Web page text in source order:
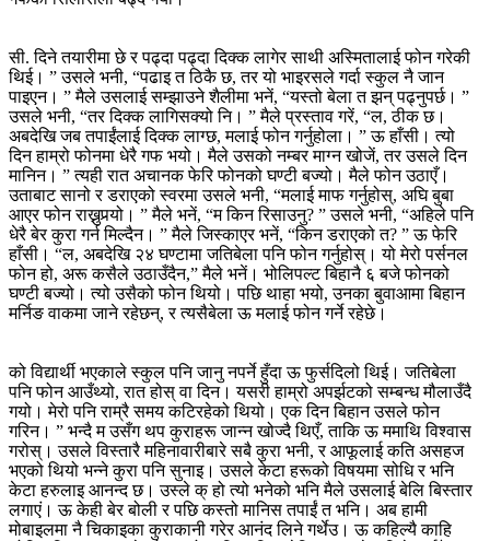
सी. दिने तयारीमा छे र पढ्दा पढ्दा दिक्क लागेर साथी अस्मितालाई फोन गरेकी
थिई। ” उसले भनी, “पढाइ त ठिकै छ, तर यो भाइरसले गर्दा स्कुल नै जान
पाइएन। ” मैले उसलाई सम्झाउने शैलीमा भनें, “यस्तो बेला त झन् पढ्नुपर्छ। ”
उसले भनी, “तर दिक्क लागिसक्यो नि। ” मैले प्रस्ताव गरें, “ल, ठीक छ।
अबदेखि जब तपाईंलाई दिक्क लाग्छ, मलाई फोन गर्नुहोला। ” ऊ हाँसी। त्यो
दिन हाम्रो फोनमा धेरै गफ भयो। मैले उसको नम्बर माग्न खोजें, तर उसले दिन
मानिन। ” त्यही रात अचानक फेरि फोनको घण्टी बज्यो। मैले फोन उठाएँ।
उताबाट सानो र डराएको स्वरमा उसले भनी, “मलाई माफ गर्नुहोस्, अघि बुबा
आएर फोन राख्नुपर्‍यो। ” मैले भनें, “म किन रिसाउनु? ” उसले भनी, “अहिले पनि
धेरै बेर कुरा गर्न मिल्दैन। ” मैले जिस्काएर भनें, “किन डराएको त? ” ऊ फेरि
हाँसी। “ल, अबदेखि २४ घण्टामा जतिबेला पनि फोन गर्नुहोस्। यो मेरो पर्सनल
फोन हो, अरू कसैले उठाउँदैन,” मैले भनें। भोलिपल्ट बिहानै ६ बजे फोनको
घण्टी बज्यो। त्यो उसैको फोन थियो। पछि थाहा भयो, उनका बुवाआमा बिहान
मर्निङ वाकमा जाने रहेछन्, र त्यसैबेला ऊ मलाई फोन गर्ने रहेछे।
को विद्यार्थी भएकाले स्कुल पनि जानु नपर्ने हुँदा ऊ फुर्सदिलो थिई। जतिबेला
पनि फोन आउँथ्यो, रात होस् वा दिन। यसरी हाम्रो अपर्झटको सम्बन्ध मौलाउँदै
गयो। मेरो पनि राम्रै समय कटिरहेको थियो। एक दिन बिहान उसले फोन
गरिन। ” भन्दै म उसँग थप कुराहरू जान्न खोज्दै थिएँ, ताकि ऊ ममाथि विश्वास
गरोस्। उसले विस्तारै महिनावारीबारे सबै कुरा भनी, र आफूलाई कति असहज
भएको थियो भन्ने कुरा पनि सुनाइ। उसले केटा हरूको विषयमा सोधि र भनि
केटा हरुलाइ आनन्द छ। उस्ले क् हो त्यो भनेको भनि मैले उसलाई बेलि बिस्तार
लगाएं। ऊ केही बेर बोली र पछि कस्तो मानिस तपाईं त भनि। अब हामी
मोबाइलमा नै चिकाइका कुराकानी गरेर आनंद लिने गर्थेउ। ऊ कहिल्यै काहि